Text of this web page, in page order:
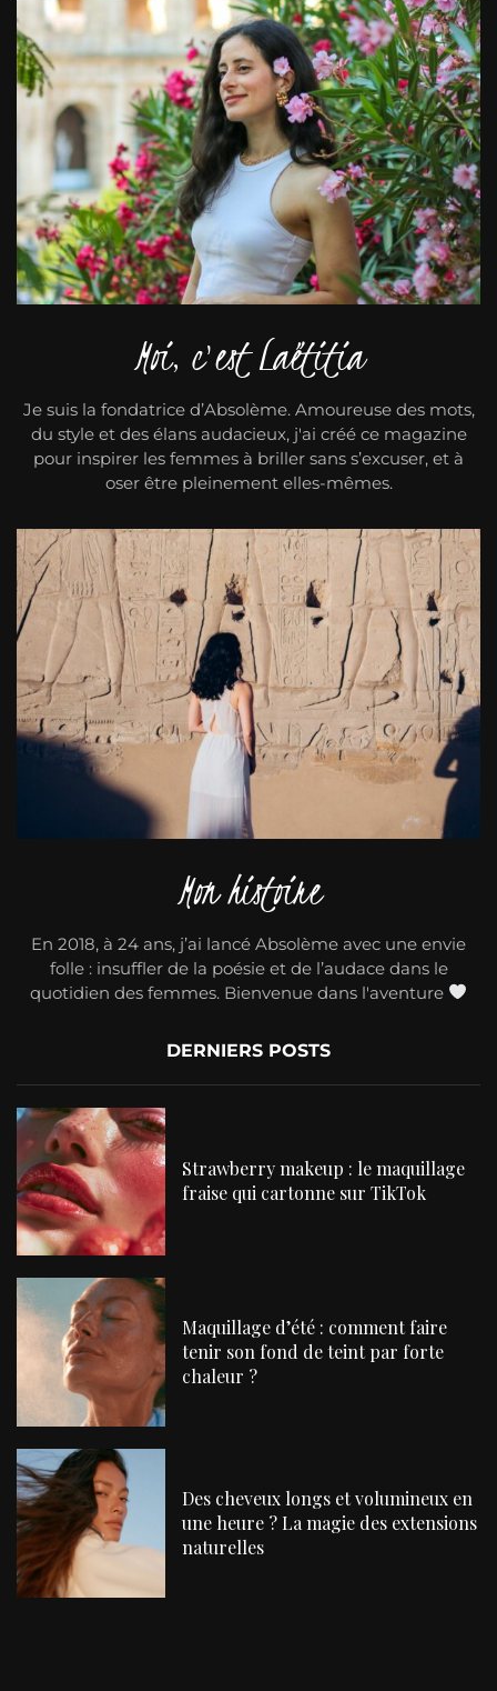
Moi, c'est Laëtitia
Je suis la fondatrice d’Absolème. Amoureuse des mots,
du style et des élans audacieux, j'ai créé ce magazine
pour inspirer les femmes à briller sans s’excuser, et à
oser être pleinement elles-mêmes.
Mon histoire
En 2018, à 24 ans, j’ai lancé Absolème avec une envie
folle : insuffler de la poésie et de l’audace dans le
quotidien des femmes. Bienvenue dans l'aventure
DERNIERS POSTS
Strawberry makeup : le maquillage
fraise qui cartonne sur TikTok
Maquillage d’été : comment faire
tenir son fond de teint par forte
chaleur ?
Des cheveux longs et volumineux en
une heure ? La magie des extensions
naturelles